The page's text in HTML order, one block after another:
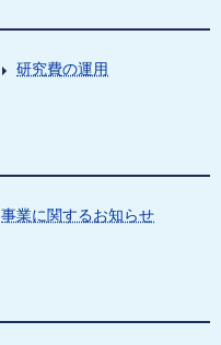
研究費の運用
事業に関するお知らせ